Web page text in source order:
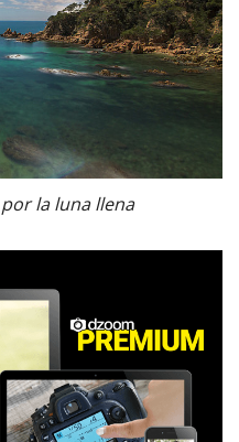
la luna llena